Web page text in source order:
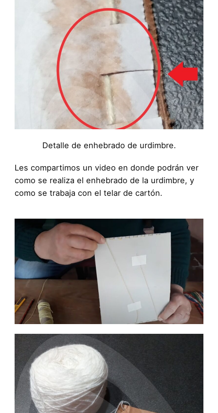
Detalle de enhebrado de urdimbre.
Les compartimos un video en donde podrán ver
como se realiza el enhebrado de la urdimbre, y
como se trabaja con el telar de cartón.